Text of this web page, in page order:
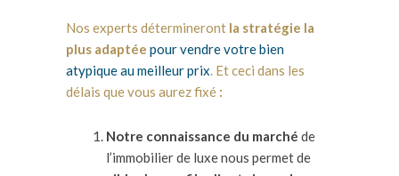
Nos experts détermineront la stratégie la
plus adaptée pour vendre votre bien
atypique au meilleur prix. Et ceci dans les
délais que vous aurez fixé :
Notre connaissance du marché de
l’immobilier de luxe nous permet de